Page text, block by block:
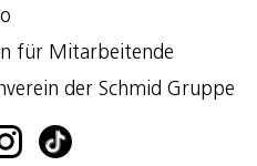
für Mitarbeitende
der Schmid Gruppe